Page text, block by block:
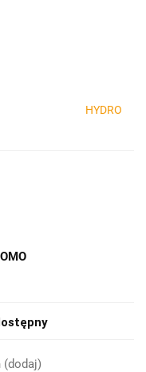
HYDRO
(dodaj)